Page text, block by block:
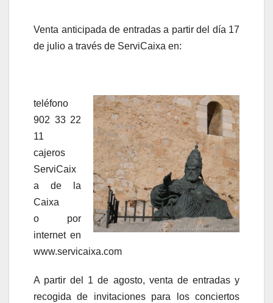
Venta anticipada de entradas a partir del día 17
de julio a través de ServiCaixa en:
teléfono
902 33 22
11
cajeros
ServiCaix
a de la
Caixa
o por
internet en
www.servicaixa.com
A partir del 1 de agosto, venta de entradas y
recogida de invitaciones para los conciertos